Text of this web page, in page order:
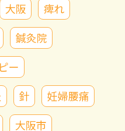
大阪
痺れ
鍼灸院
ー
針
妊婦腰痛
大阪市